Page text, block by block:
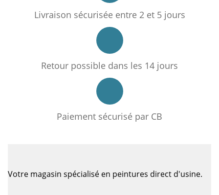
Livraison sécurisée entre 2 et 5 jours
Retour possible dans les 14 jours
Paiement sécurisé par CB
Votre magasin spécialisé en peintures direct d'usine.